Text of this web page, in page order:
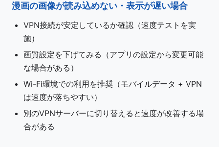
漫画の画像が読み込めない・表示が遅い場合
VPN接続が安定しているか確認（速度テストを実
施）
画質設定を下げてみる（アプリの設定から変更可能
な場合がある）
Wi-Fi環境での利用を推奨（モバイルデータ + VPN
は速度が落ちやすい）
別のVPNサーバーに切り替えると速度が改善する場
合がある